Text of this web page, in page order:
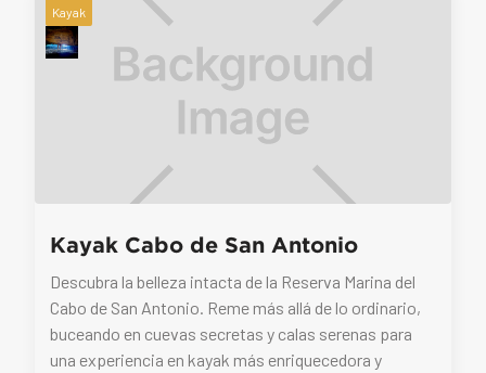
Kayak
Kayak Cabo de San Antonio
Descubra la belleza intacta de la Reserva Marina del
Cabo de San Antonio. Reme más allá de lo ordinario,
buceando en cuevas secretas y calas serenas para
una experiencia en kayak más enriquecedora y